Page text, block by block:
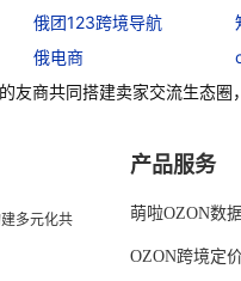
俄团123跨境导航
俄电商
友商共同搭建卖家交流生态圈
多元化共
产品服务
萌啦OZON数
OZON跨境定